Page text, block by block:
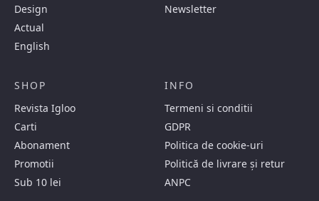
Design
Actual
English
Newsletter
SHOP
Revista Igloo
Carti
Abonament
Promotii
Sub 10 lei
INFO
Termeni si conditii
GDPR
Politica de cookie-uri
Politică de livrare și retur
ANPC